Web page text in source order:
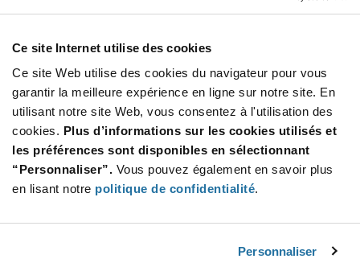
Ce site Internet utilise des cookies
Ce site Web utilise des cookies du navigateur pour vous
garantir la meilleure expérience en ligne sur notre site. En
utilisant notre site Web, vous consentez à l'utilisation des
cookies. Plus d’informations sur les cookies utilisés et
les préférences sont disponibles en sélectionnant
“Personnaliser”. Vous pouvez également en savoir plus
en lisant notre politique de confidentialité.
Personnaliser
5 000
$0.0885
10 000
$0.0869
15 000
$0.086
20 000+
$0.0849
Product
Information